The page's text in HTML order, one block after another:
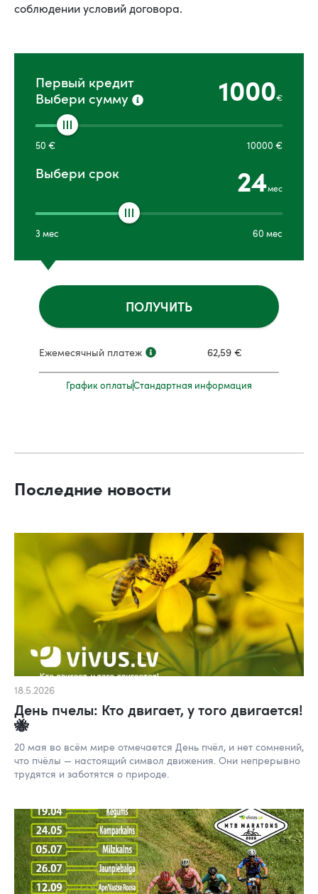
соблюдении условий договора.
Первый кредит
Выбери сумму
1000€
50 € 10000 €
Выбери срок 24мес
3 мес 60 мес
ПОЛУЧИТЬ
Ежемесячный платеж 62,59 €
График оплатыСтандартная информация
Последние новости
18.5.2026
День пчелы: Кто двигает, у того двигается!
🐝
20 мая во всём мире отмечается День пчёл, и нет сомнений,
что пчёлы — настоящий символ движения. Они непрерывно
трудятся и заботятся о природе.